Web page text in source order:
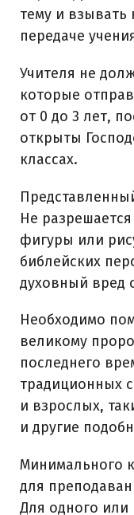
тему и взывать
передаче
Учителя не
которые
от 0 до 3 лет,
открыты
классах.
Не
фигуры или
библейских
духовный вред
Необходимо
великому
последнего
традиционных
и взрослых,
и другие
Минимального
для
Для одного или